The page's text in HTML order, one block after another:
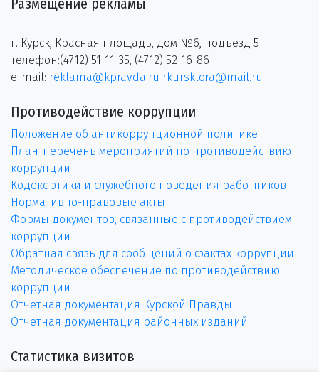
г. Курск, Красная площадь, дом №6, подъезд 5
телефон:(4712) 51-11-35, (4712) 52-16-86
e-mail: reklama@kpravda.ru rkursklora@mail.ru
Противодействие коррупции
Положение об антикоррупционной политике
План-перечень мероприятий по противодействию
коррупции
Кодекс этики и служебного поведения работников
Нормативно-правовые акты
Формы документов, связанные с противодействием
коррупции
Обратная связь для сообщений о фактах коррупции
Методическое обеспечение по противодействию
коррупции
Отчетная документация Курской Правды
Отчетная документация районных изданий
Статистика визитов